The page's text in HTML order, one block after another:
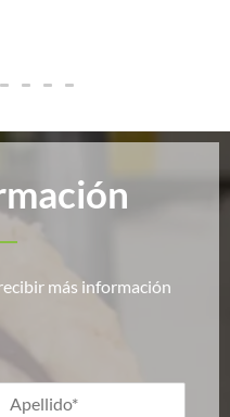
más información